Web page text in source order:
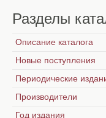
Разделы
Описание каталога
Новые поступления
Периодические
Производители
Год издания